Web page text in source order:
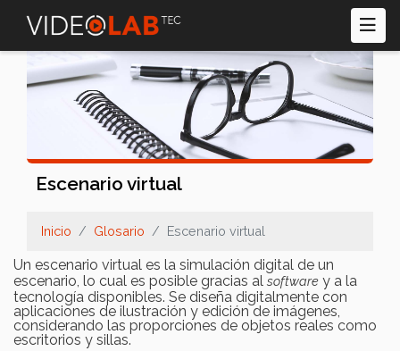
contenido
principal
Escenario virtual
Inicio Glosario Escenario virtual
Un escenario virtual es la simulación digital de un
escenario, lo cual es posible gracias al software y a la
tecnología disponibles. Se diseña digitalmente con
aplicaciones de ilustración y edición de imágenes,
considerando las proporciones de objetos reales como
escritorios y sillas.